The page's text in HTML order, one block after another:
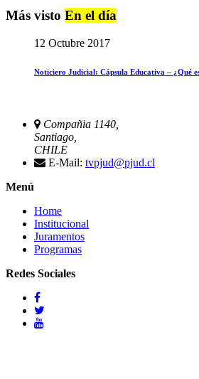
Más visto En el día
12 Octubre 2017
Noticiero Judicial: Cápsula Educativa – ¿Qué
Compañia 1140,
Santiago,
CHILE
E-Mail: tvpjud@pjud.cl
Menú
Home
Institucional
Juramentos
Programas
Redes Sociales